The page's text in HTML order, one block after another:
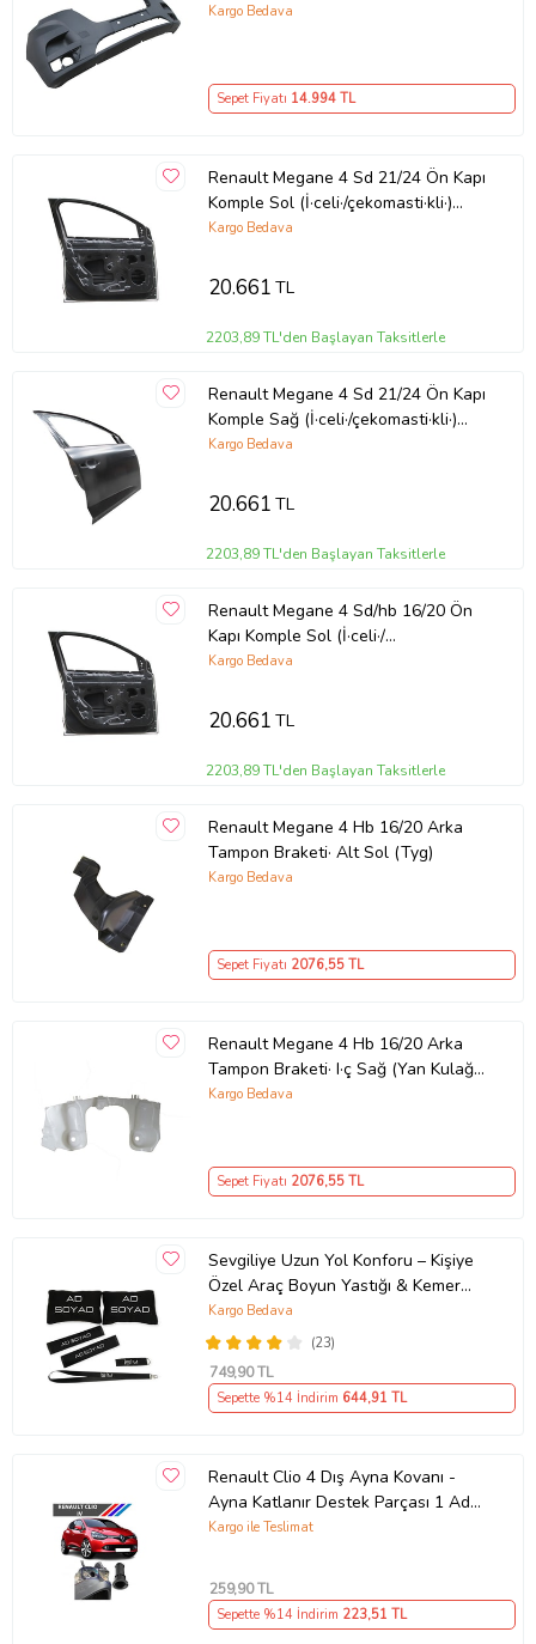
Kargo Bedava
Sepet Fiyatı 14.994TL
Renault Megane 4 Sd 21/24 Ön Kapı
Komple Sol (İ·celi·/çekomasti·kli·)
(Tw)
Kargo Bedava
20.661TL
2203,89 TL'den Başlayan Taksitlerle
Renault Megane 4 Sd 21/24 Ön Kapı
Komple Sağ (İ·celi·/çekomasti·kli·)
(Tw)
Kargo Bedava
20.661TL
2203,89 TL'den Başlayan Taksitlerle
Renault Megane 4 Sd/hb 16/20 Ön
Kapı Komple Sol (İ·celi·/
çekomasti·kli·) (Tw)
Kargo Bedava
20.661TL
2203,89 TL'den Başlayan Taksitlerle
Renault Megane 4 Hb 16/20 Arka
Tampon Braketi· Alt Sol (Tyg)
Kargo Bedava
Sepet Fiyatı 2076,55 TL
Renault Megane 4 Hb 16/20 Arka
Tampon Braketi· I·ç Sağ (Yan Kulağa
Takılan) (Tyg)
Kargo Bedava
Sepet Fiyatı 2076,55 TL
Sevgiliye Uzun Yol Konforu – Kişiye
Özel Araç Boyun Yastığı & Kemer
Pedi Hediye Seti
(23)
Kargo Bedava
749,90 TL
Sepette %14 İndirim 644,91 TL
Renault Clio 4 Dış Ayna Kovanı -
Ayna Katlanır Destek Parçası 1 Adet
490307706 M3625
Kargo ile Teslimat
259,90 TL
Sepette %14 İndirim 223,51 TL